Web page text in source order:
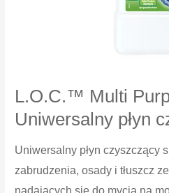
L.O.C.™ Multi
Uniwersalny płyn
Uniwersalny płyn czyszczący
zabrudzenia, osady i tłuszcz